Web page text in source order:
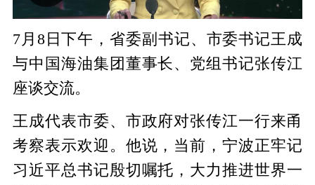
7月8日下午，省委副书记、市委书记王成
与中国海油集团董事长、党组书记张传江
座谈交流。
王成代表市委、市政府对张传江一行来甬
考察表示欢迎。他说，当前，宁波正牢记
习近平总书记殷切嘱托，大力推进世界一